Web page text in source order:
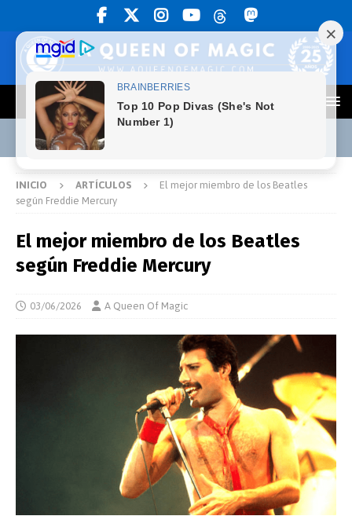
INICIO ARTÍCULOS
El mejor miembro de los Beatles
según Freddie Mercury
El mejor miembro de los Beatles
según Freddie Mercury
03/06/2026 A Queen Of Magic